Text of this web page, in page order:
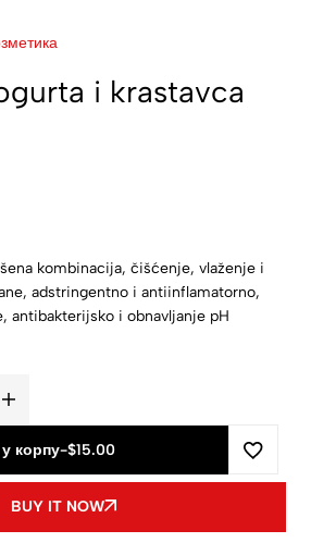
i krastavca
kombinacija, čišćenje, vlaženje i
adstringentno i antiinflamatorno,
antibakterijsko i obnavljanje pH
корпу-$15.00
BUY IT NOW